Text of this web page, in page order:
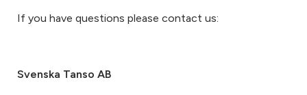
If you have questions please contact us:
Svenska Tanso AB